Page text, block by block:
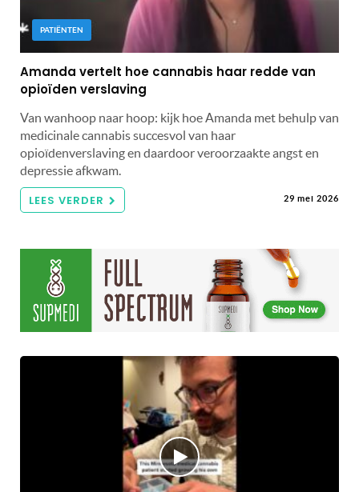
PATIËNTEN
Amanda vertelt hoe cannabis haar redde van
opioïden verslaving
Van wanhoop naar hoop: kijk hoe Amanda met behulp van
medicinale cannabis succesvol van haar
opioïdenverslaving en daardoor veroorzaakte angst en
depressie afkwam.
LEES VERDER 29 mei 2026